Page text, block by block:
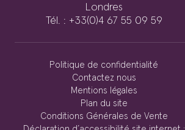
Londres
Tél. : +33(0)4 67 55 09 59
Politique de confidentialité
Contactez nous
Mentions légales
Plan du site
Conditions Générales de Vente